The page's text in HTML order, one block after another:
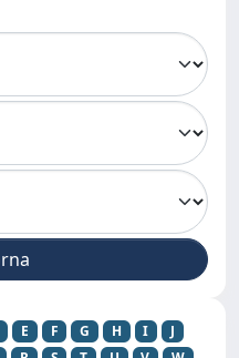
E F G H I
J